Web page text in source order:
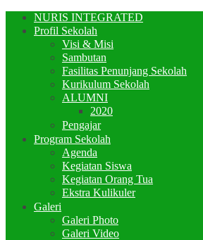
NURIS INTEGRATED
Profil Sekolah
Visi & Misi
Sambutan
Fasilitas Penunjang Sekolah
Kurikulum Sekolah
ALUMNI
2020
Pengajar
Program Sekolah
Agenda
Kegiatan Siswa
Kegiatan Orang Tua
Ekstra Kulikuler
Galeri
Galeri Photo
Galeri Video